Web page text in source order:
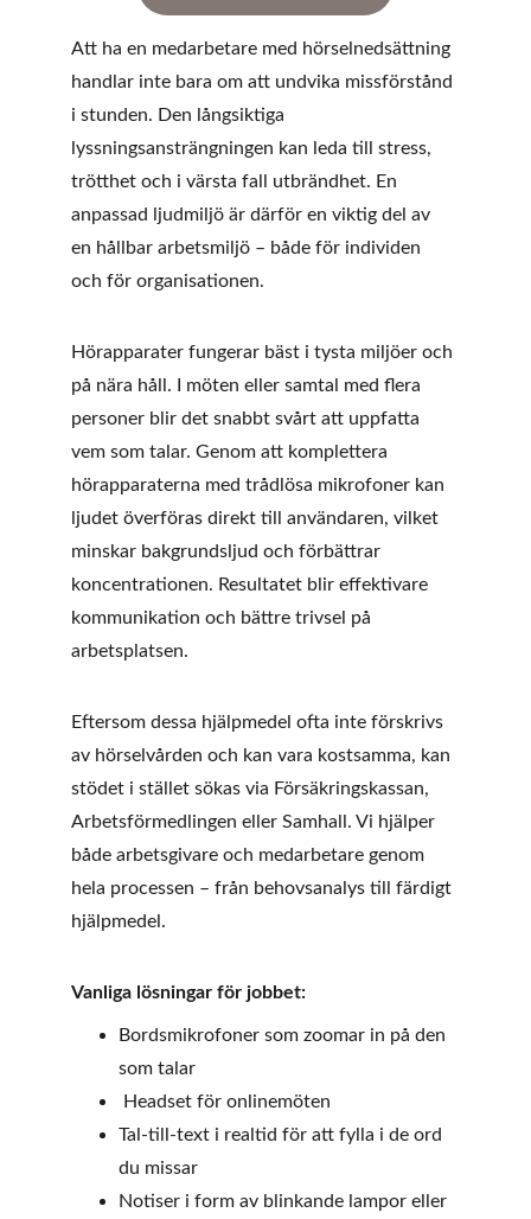
Att ha en medarbetare med hörselnedsättning
handlar inte bara om att undvika missförstånd
i stunden. Den långsiktiga
lyssningsansträngningen kan leda till stress,
trötthet och i värsta fall utbrändhet. En
anpassad ljudmiljö är därför en viktig del av
en hållbar arbetsmiljö – både för individen
och för organisationen.
Hörapparater fungerar bäst i tysta miljöer och
på nära håll. I möten eller samtal med flera
personer blir det snabbt svårt att uppfatta
vem som talar. Genom att komplettera
hörapparaterna med trådlösa mikrofoner kan
ljudet överföras direkt till användaren, vilket
minskar bakgrundsljud och förbättrar
koncentrationen. Resultatet blir effektivare
kommunikation och bättre trivsel på
arbetsplatsen.
Eftersom dessa hjälpmedel ofta inte förskrivs
av hörselvården och kan vara kostsamma, kan
stödet i stället sökas via Försäkringskassan,
Arbetsförmedlingen eller Samhall. Vi hjälper
både arbetsgivare och medarbetare genom
hela processen – från behovsanalys till färdigt
hjälpmedel.
Vanliga lösningar för jobbet:
Bordsmikrofoner som zoomar in på den
som talar
Headset för onlinemöten
Tal-till-text i realtid för att fylla i de ord
du missar
Notiser i form av blinkande lampor eller